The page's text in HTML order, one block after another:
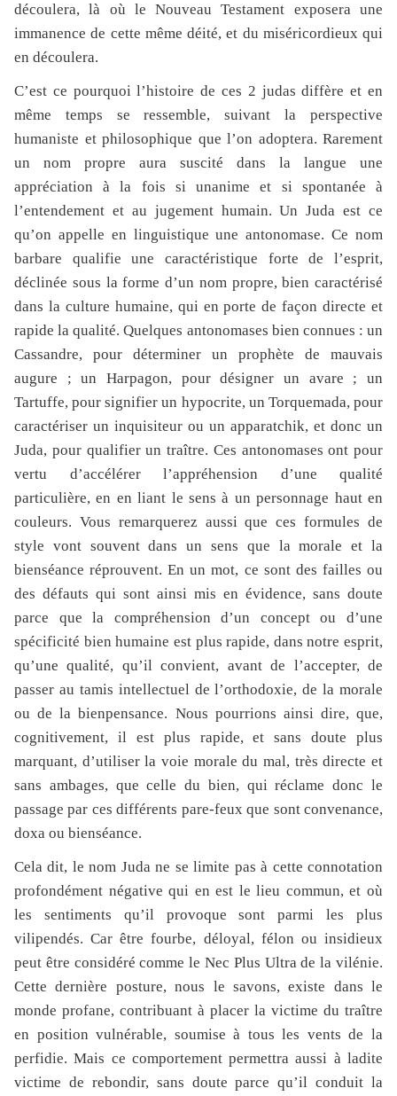
découlera, là où le Nouveau Testament exposera une
immanence de cette même déité, et du miséricordieux qui
en découlera.
C’est ce pourquoi l’histoire de ces 2 judas diffère et en
même temps se ressemble, suivant la perspective
humaniste et philosophique que l’on adoptera. Rarement
un nom propre aura suscité dans la langue une
appréciation à la fois si unanime et si spontanée à
l’entendement et au jugement humain. Un Juda est ce
qu’on appelle en linguistique une antonomase. Ce nom
barbare qualifie une caractéristique forte de l’esprit,
déclinée sous la forme d’un nom propre, bien caractérisé
dans la culture humaine, qui en porte de façon directe et
rapide la qualité. Quelques antonomases bien connues : un
Cassandre, pour déterminer un prophète de mauvais
augure ; un Harpagon, pour désigner un avare ; un
Tartuffe, pour signifier un hypocrite, un Torquemada, pour
caractériser un inquisiteur ou un apparatchik, et donc un
Juda, pour qualifier un traître. Ces antonomases ont pour
vertu d’accélérer l’appréhension d’une qualité
particulière, en en liant le sens à un personnage haut en
couleurs. Vous remarquerez aussi que ces formules de
style vont souvent dans un sens que la morale et la
bienséance réprouvent.En un mot, ce sont des failles ou
des défauts qui sont ainsi mis en évidence, sans doute
parce que la compréhension d’un concept ou d’une
spécificité bien humaine est plus rapide, dans notre esprit,
qu’une qualité, qu’il convient, avant de l’accepter, de
passer au tamis intellectuel de l’orthodoxie, de la morale
ou de la bienpensance. Nous pourrions ainsi dire, que,
cognitivement, il est plus rapide, et sans doute plus
marquant, d’utiliser la voie morale du mal, très directe et
sans ambages, que celle du bien, qui réclame donc le
passage par ces différents pare-feux que sont convenance,
doxa ou bienséance.
Cela dit, le nom Juda ne se limite pas à cette connotation
profondément négative qui en est le lieu commun, et où
les sentiments qu’il provoque sont parmi les plus
vilipendés. Car être fourbe, déloyal, félon ou insidieux
peut être considéré comme le Nec Plus Ultra de la vilénie.
Cette dernière posture, nous le savons, existe dans le
monde profane, contribuant à placer la victime du traître
en position vulnérable, soumise à tous les vents de la
perfidie. Mais ce comportement permettra aussi à ladite
victime de rebondir, sans doute parce qu’il conduit la